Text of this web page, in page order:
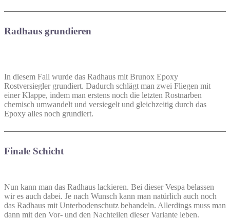
Radhaus grundieren
In diesem Fall wurde das Radhaus mit Brunox Epoxy
Rostversiegler grundiert. Dadurch schlägt man zwei Fliegen mit
einer Klappe, indem man erstens noch die letzten Rostnarben
chemisch umwandelt und versiegelt und gleichzeitig durch das
Epoxy alles noch grundiert.
Finale Schicht
Nun kann man das Radhaus lackieren. Bei dieser Vespa belassen
wir es auch dabei. Je nach Wunsch kann man natürlich auch noch
das Radhaus mit Unterbodenschutz behandeln. Allerdings muss man
dann mit den Vor- und den Nachteilen dieser Variante leben.